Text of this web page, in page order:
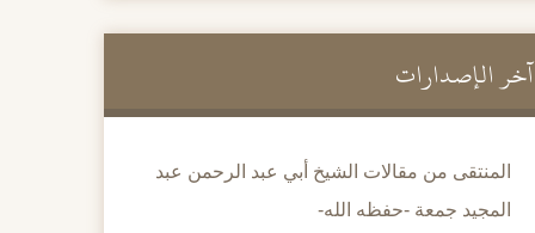
آخر الإصدارات
المنتقى من مقالات الشيخ أبي عبد الرحمن عبد
المجيد جمعة -حفظه الله-